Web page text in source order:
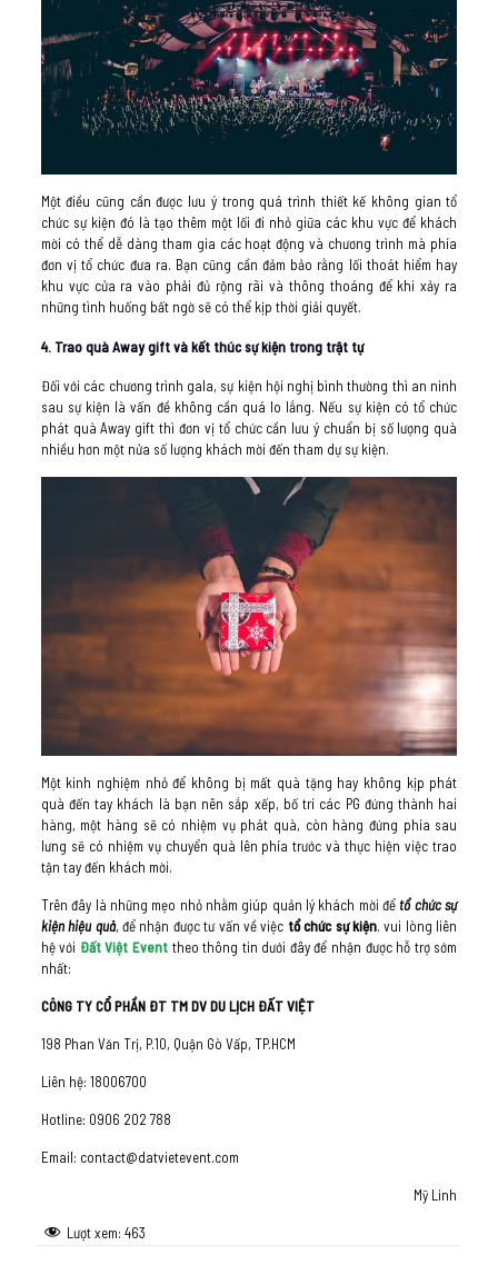
Một điều cũng cần được lưu ý trong quá trình thiết kế không gian tổ
chức sự kiện đó là tạo thêm một lối đi nhỏ giữa các khu vực để khách
mời có thể dễ dàng tham gia các hoạt động và chương trình mà phía
đơn vị tổ chức đưa ra. Bạn cũng cần đảm bảo rằng lối thoát hiểm hay
khu vực cửa ra vào phải đủ rộng rãi và thông thoáng để khi xảy ra
những tình huống bất ngờ sẽ có thể kịp thời giải quyết.
4. Trao quà Away gift và kết thúc sự kiện trong trật tự
Đối với các chương trình gala, sự kiện hội nghị bình thường thì an ninh
sau sự kiện là vấn đề không cần quá lo lắng. Nếu sự kiện có tổ chức
phát quà Away gift thì đơn vị tổ chức cần lưu ý chuẩn bị số lượng quà
nhiều hơn một nửa số lượng khách mời đến tham dự sự kiện.
Một kinh nghiệm nhỏ để không bị mất quà tặng hay không kịp phát
quà đến tay khách là bạn nên sắp xếp, bố trí các PG đứng thành hai
hàng, một hàng sẽ có nhiệm vụ phát quà, còn hàng đứng phía sau
lưng sẽ có nhiệm vụ chuyển quà lên phía trước và thực hiện việc trao
tận tay đến khách mời.
Trên đây là những mẹo nhỏ nhằm giúp quản lý khách mời để tổ chức sự
kiện hiệu quả, để nhận được tư vấn về việc tổ chức sự kiện. vui lòng liên
hệ với Đất Việt Event theo thông tin dưới đây để nhận được hỗ trợ sớm
nhất:
CÔNG TY CỔ PHẦN ĐT TM DV DU LỊCH ĐẤT VIỆT
198 Phan Văn Trị, P.10, Quận Gò Vấp, TP.HCM
Liên hệ: 18006700
Hotline: 0906 202 788
Email: contact@datvietevent.com
Mỹ Linh
Lượt xem: 463